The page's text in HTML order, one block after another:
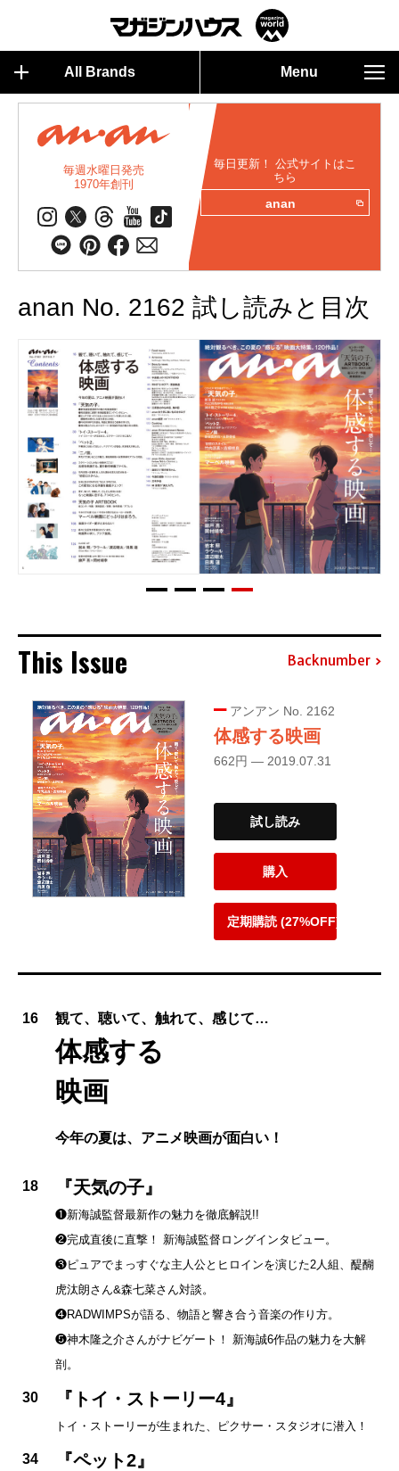
All Brands Menu
毎週水曜日発売
1970年創刊
毎日更新！ 公式サイトはこ
ちら
anan
anan No. 2162 試し読みと目次
This Issue Backnumber
アンアン No. 2162
体感する映画
662円 — 2019.07.31
試し読み
購入
定期購読 (27%OFF)
16 観て、聴いて、触れて、感じて…
体感する
映画
今年の夏は、アニメ映画が面白い！
18 『天気の子』
❶新海誠監督最新作の魅力を徹底解説!!
❷完成直後に直撃！ 新海誠監督ロングインタビュー。
❸ピュアでまっすぐな主人公とヒロインを演じた2人組、醍醐
虎汰朗さん&森七菜さん対談。
❹RADWIMPSが語る、物語と響き合う音楽の作り方。
❺神木隆之介さんがナビゲート！ 新海誠6作品の魅力を大解
剖。
30 『トイ・ストーリー4』
トイ・ストーリーが生まれた、ピクサー・スタジオに潜入！
34 『ペット2』